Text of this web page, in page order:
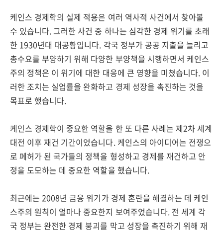
케인스 경제학의 실제 적용은 여러 역사적 사건에서 찾아볼
수 있습니다. 그러한 사건 중 하나는 심각한 경제 위기를 초래
한 1930년대 대공황입니다. 각국 정부가 공공 지출을 늘리고
총수요를 부양하기 위해 다양한 부양책을 시행하면서 케인스
주의 정책은 이 위기에 대한 대응에 큰 영향을 미쳤습니다. 이
러한 조치는 실업률을 완화하고 경제 성장을 촉진하는 것을
목표로 했습니다.
케인스 경제학이 중요한 역할을 한 또 다른 사례는 제2차 세계
대전 이후 재건 기간이었습니다. 케인스의 아이디어는 전쟁으
로 폐허가 된 국가들의 정책을 형성하고 경제를 재건하고 안
정을 도모하는 데 중요한 역할을 했습니다.
최근에는 2008년 금융 위기가 경제 혼란을 해결하는 데 케인
스주의 원칙이 얼마나 중요한지 보여주었습니다. 전 세계 각
국 정부는 완전한 경제 붕괴를 막고 성장을 촉진하기 위해 재